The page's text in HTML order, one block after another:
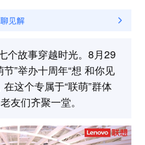
个故事穿越时光。8月29
”举办十周年“想 和你见
这个专属于“联萌”群体
友们齐聚一堂。